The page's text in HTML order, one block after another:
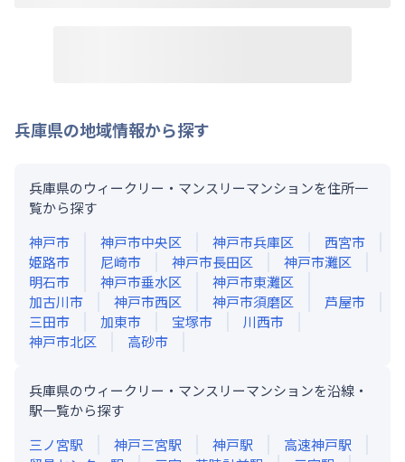
兵庫県の地域情報から探す
兵庫県のウィークリー・マンスリーマンションを住所一
覧から探す
神戸市
神戸市中央区 神戸市兵庫区
西宮市
姫路市
尼崎市 神戸市長田区
神戸市灘区
明石市
神戸市垂水区
神戸市東灘区
加古川市
神戸市西区 神戸市須磨区
芦屋市
三田市
加東市 宝塚市
川西市
神戸市北区
高砂市
兵庫県のウィークリー・マンスリーマンションを沿線・
駅一覧から探す
三ノ宮駅 神戸三宮駅 神戸駅 高速神戸駅